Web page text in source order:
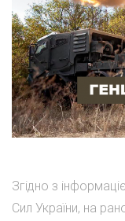
Згідно з
Сил України, на